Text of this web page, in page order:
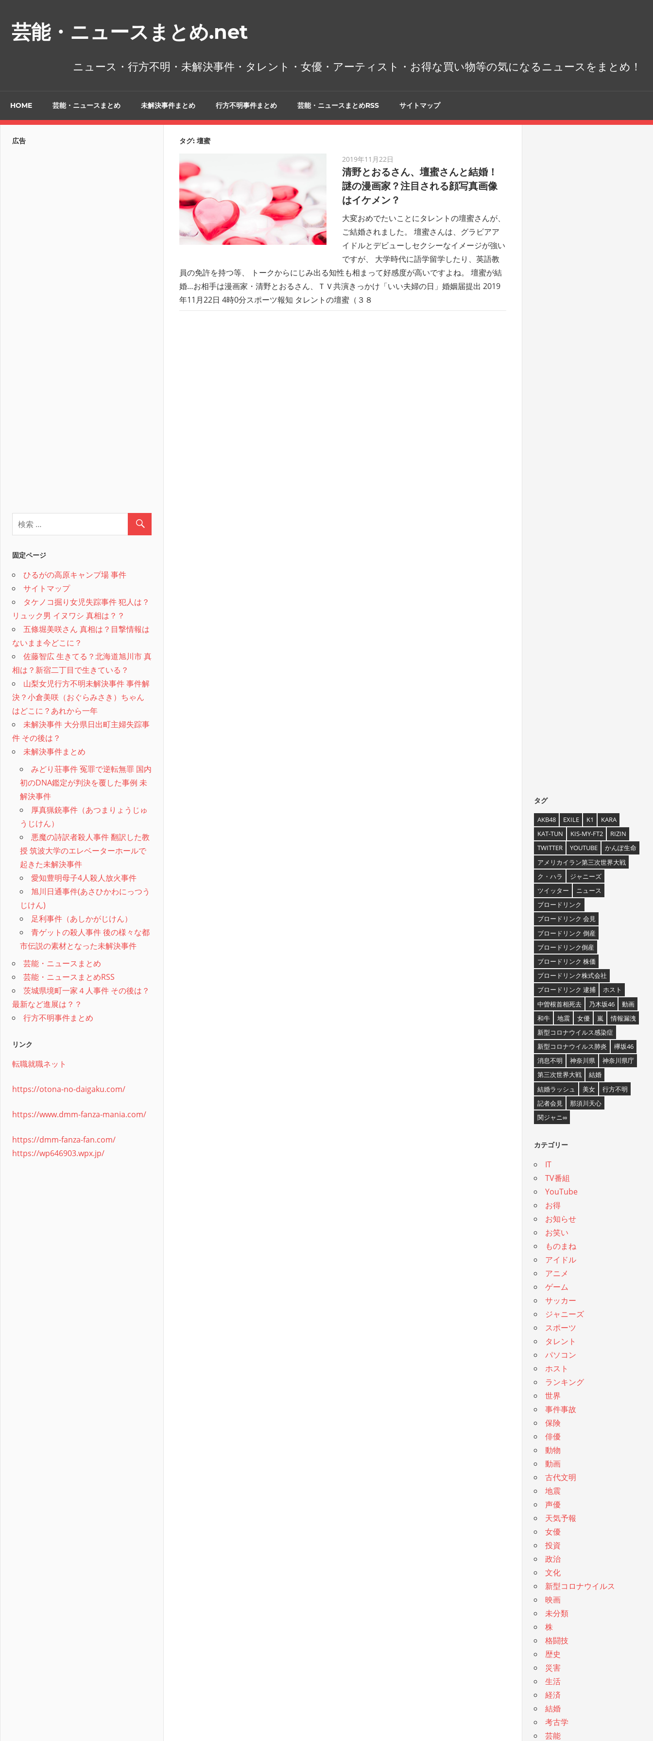
芸能・ニュースまとめ.net
ニュース・行方不明・未解決事件・タレント・女優・アーティスト・お得な買い物等の気になるニュースをまとめ！
HOME 芸能・ニュースまとめ 未解決事件まとめ 行方不明事件まとめ 芸能・ニュースまとめRSS サイトマップ
タグ: 壇蜜
2019年11月22日
清野とおるさん、壇蜜さんと結婚！
謎の漫画家？注目される顔写真画像
はイケメン？
大変おめでたいことにタレントの壇蜜さんが、
ご結婚されました。 壇蜜さんは、グラビアア
イドルとデビューしセクシーなイメージが強い
ですが、 大学時代に語学留学したり、英語教
員の免許を持つ等、 トークからにじみ出る知性も相まって好感度が高いですよね。 壇蜜が結
婚…お相手は漫画家・清野とおるさん、ＴＶ共演きっかけ「いい夫婦の日」婚姻届提出 2019
年11月22日 4時0分スポーツ報知 タレントの壇蜜（３８
広告
固定ページ
ひるがの高原キャンプ場 事件
サイトマップ
タケノコ掘り女児失踪事件 犯人は？
リュック男 イヌワシ 真相は？？
五條堀美咲さん 真相は？目撃情報は
ないまま今どこに？
佐藤智広 生きてる？北海道旭川市 真
相は？新宿二丁目で生きている？
山梨女児行方不明未解決事件 事件解
決？小倉美咲（おぐらみさき）ちゃん
はどこに？あれから一年
未解決事件 大分県日出町主婦失踪事
件 その後は？
未解決事件まとめ
みどり荘事件 冤罪で逆転無罪 国内
初のDNA鑑定が判決を覆した事例 未
解決事件
厚真猟銃事件（あつまりょうじゅ
うじけん）
悪魔の詩訳者殺人事件 翻訳した教
授 筑波大学のエレベーターホールで
起きた未解決事件
愛知豊明母子4人殺人放火事件
旭川日通事件(あさひかわにっつう
じけん)
足利事件（あしかがじけん）
青ゲットの殺人事件 後の様々な都
市伝説の素材となった未解決事件
芸能・ニュースまとめ
芸能・ニュースまとめRSS
茨城県境町一家４人事件 その後は？
最新など進展は？？
行方不明事件まとめ
リンク
転職就職ネット
https://otona-no-daigaku.com/
https://www.dmm-fanza-mania.com/
https://dmm-fanza-fan.com/
https://wp646903.wpx.jp/
タグ
AKB48 EXILE K1
KARA
KAT-TUN
KIS-MY-FT2
RIZIN
TWITTER
YOUTUBE
かんぽ生命
アメリカイラン第三次世界大戦
ク・ハラ
ジャニーズ
ツイッター
ニュース
ブロードリンク
ブロードリンク 会見
ブロードリンク 倒産
ブロードリンク倒産
ブロードリンク 株価
ブロードリンク株式会社
ブロードリンク 逮捕
ホスト
中曽根首相死去
乃木坂46
動画
和牛
地震 女優 嵐
情報漏洩
新型コロナウイルス感染症
新型コロナウイルス肺炎
欅坂46
消息不明
神奈川県
神奈川県庁
第三次世界大戦
結婚
結婚ラッシュ
美女
行方不明
記者会見
那須川天心
関ジャニ∞
カテゴリー
IT
TV番組
YouTube
お得
お知らせ
お笑い
ものまね
アイドル
アニメ
ゲーム
サッカー
ジャニーズ
スポーツ
タレント
パソコン
ホスト
ランキング
世界
事件事故
保険
俳優
動物
動画
古代文明
地震
声優
天気予報
女優
投資
政治
文化
新型コロナウイルス
映画
未分類
株
格闘技
歴史
災害
生活
経済
結婚
考古学
芸能